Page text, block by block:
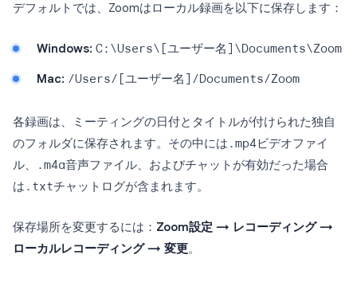
デフォルトでは、Zoomはローカル録画を以下に保存します：
Windows: C:\Users\[ユーザー名]\Documents\Zoom
Mac: /Users/[ユーザー名]/Documents/Zoom
各録画は、ミーティングの日付とタイトルが付けられた独自
のフォルダに保存されます。その中には .mp4ビデオファイ
ル、
.m4a音声ファイル、およびチャットが有効だった場合
は .txtチャットログが含まれます。
保存場所を変更するには： Zoom設定 → レコーディング →
ローカルレコーディング → 変更。